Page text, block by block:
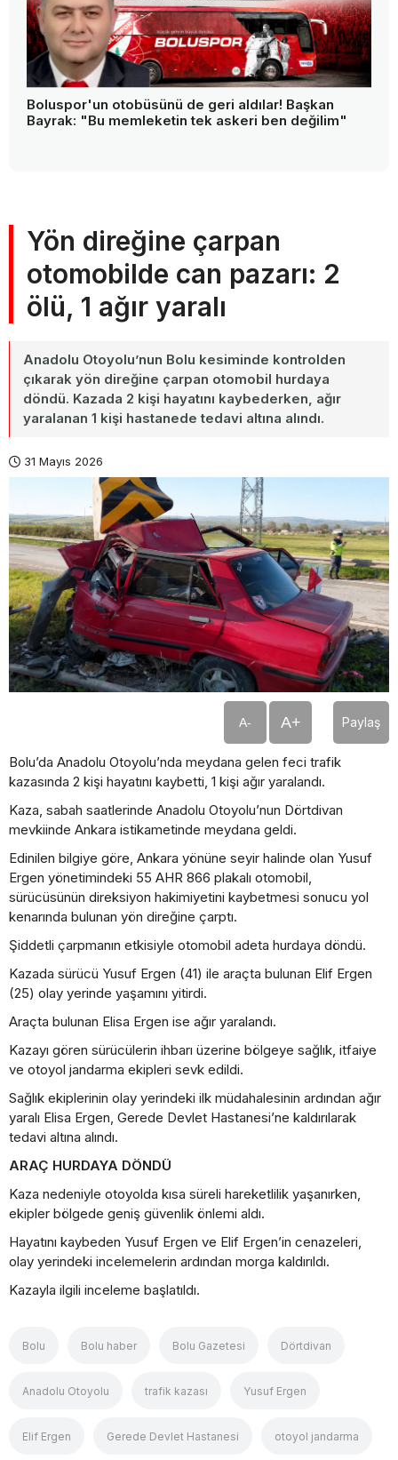
Boluspor'un otobüsünü de geri aldılar! Başkan
Bayrak: "Bu memleketin tek askeri ben değilim"
Yön direğine çarpan
otomobilde can pazarı: 2
ölü, 1 ağır yaralı
Anadolu Otoyolu’nun Bolu kesiminde kontrolden
çıkarak yön direğine çarpan otomobil hurdaya
döndü. Kazada 2 kişi hayatını kaybederken, ağır
yaralanan 1 kişi hastanede tedavi altına alındı.
31 Mayıs 2026
A- A+ Paylaş
Bolu’da Anadolu Otoyolu’nda meydana gelen feci trafik
kazasında 2 kişi hayatını kaybetti, 1 kişi ağır yaralandı.
Kaza, sabah saatlerinde Anadolu Otoyolu’nun Dörtdivan
mevkiinde Ankara istikametinde meydana geldi.
Edinilen bilgiye göre, Ankara yönüne seyir halinde olan Yusuf
Ergen yönetimindeki 55 AHR 866 plakalı otomobil,
sürücüsünün direksiyon hakimiyetini kaybetmesi sonucu yol
kenarında bulunan yön direğine çarptı.
Şiddetli çarpmanın etkisiyle otomobil adeta hurdaya döndü.
Kazada sürücü Yusuf Ergen (41) ile araçta bulunan Elif Ergen
(25) olay yerinde yaşamını yitirdi.
Araçta bulunan Elisa Ergen ise ağır yaralandı.
Kazayı gören sürücülerin ihbarı üzerine bölgeye sağlık, itfaiye
ve otoyol jandarma ekipleri sevk edildi.
Sağlık ekiplerinin olay yerindeki ilk müdahalesinin ardından ağır
yaralı Elisa Ergen, Gerede Devlet Hastanesi’ne kaldırılarak
tedavi altına alındı.
ARAÇ HURDAYA DÖNDÜ
Kaza nedeniyle otoyolda kısa süreli hareketlilik yaşanırken,
ekipler bölgede geniş güvenlik önlemi aldı.
Hayatını kaybeden Yusuf Ergen ve Elif Ergen’in cenazeleri,
olay yerindeki incelemelerin ardından morga kaldırıldı.
Kazayla ilgili inceleme başlatıldı.
Bolu Bolu haber Bolu Gazetesi Dörtdivan
Anadolu Otoyolu trafik kazası Yusuf Ergen
Elif Ergen Gerede Devlet Hastanesi otoyol jandarma